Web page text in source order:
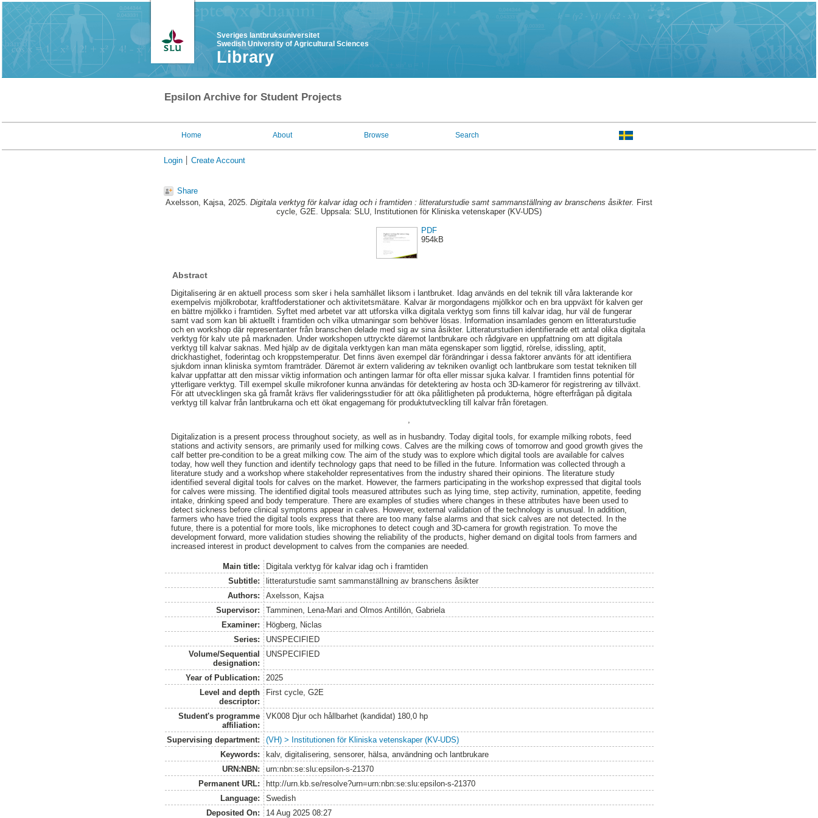
Sveriges lantbruksuniversitet
Swedish University of Agricultural Sciences
Library
Epsilon Archive for Student Projects
Home About Browse Search
Login Create Account
Share
Axelsson, Kajsa, 2025. Digitala verktyg för kalvar idag och i framtiden : litteraturstudie samt sammanställning av branschens åsikter. First
cycle, G2E. Uppsala: SLU, Institutionen för Kliniska vetenskaper (KV-UDS)
PDF
954kB
Abstract
Digitalisering är en aktuell process som sker i hela samhället liksom i lantbruket. Idag används en del teknik till våra lakterande kor
exempelvis mjölkrobotar, kraftfoderstationer och aktivitetsmätare. Kalvar är morgondagens mjölkkor och en bra uppväxt för kalven ger
en bättre mjölkko i framtiden. Syftet med arbetet var att utforska vilka digitala verktyg som finns till kalvar idag, hur väl de fungerar
samt vad som kan bli aktuellt i framtiden och vilka utmaningar som behöver lösas. Information insamlades genom en litteraturstudie
och en workshop där representanter från branschen delade med sig av sina åsikter. Litteraturstudien identifierade ett antal olika digitala
verktyg för kalv ute på marknaden. Under workshopen uttryckte däremot lantbrukare och rådgivare en uppfattning om att digitala
verktyg till kalvar saknas. Med hjälp av de digitala verktygen kan man mäta egenskaper som liggtid, rörelse, idissling, aptit,
drickhastighet, foderintag och kroppstemperatur. Det finns även exempel där förändringar i dessa faktorer använts för att identifiera
sjukdom innan kliniska symtom framträder. Däremot är extern validering av tekniken ovanligt och lantbrukare som testat tekniken till
kalvar uppfattar att den missar viktig information och antingen larmar för ofta eller missar sjuka kalvar. I framtiden finns potential för
ytterligare verktyg. Till exempel skulle mikrofoner kunna användas för detektering av hosta och 3D-kameror för registrering av tillväxt.
För att utvecklingen ska gå framåt krävs fler valideringsstudier för att öka pålitligheten på produkterna, högre efterfrågan på digitala
verktyg till kalvar från lantbrukarna och ett ökat engagemang för produktutveckling till kalvar från företagen.
Digitalization is a present process throughout society, as well as in husbandry. Today digital tools, for example milking robots, feed
stations and activity sensors, are primarily used for milking cows. Calves are the milking cows of tomorrow and good growth gives the
calf better pre-condition to be a great milking cow. The aim of the study was to explore which digital tools are available for calves
today, how well they function and identify technology gaps that need to be filled in the future. Information was collected through a
literature study and a workshop where stakeholder representatives from the industry shared their opinions. The literature study
identified several digital tools for calves on the market. However, the farmers participating in the workshop expressed that digital tools
for calves were missing. The identified digital tools measured attributes such as lying time, step activity, rumination, appetite, feeding
intake, drinking speed and body temperature. There are examples of studies where changes in these attributes have been used to
detect sickness before clinical symptoms appear in calves. However, external validation of the technology is unusual. In addition,
farmers who have tried the digital tools express that there are too many false alarms and that sick calves are not detected. In the
future, there is a potential for more tools, like microphones to detect cough and 3D-camera for growth registration. To move the
development forward, more validation studies showing the reliability of the products, higher demand on digital tools from farmers and
increased interest in product development to calves from the companies are needed.
Main title:
Digitala verktyg för kalvar idag och i framtiden
Subtitle:
litteraturstudie samt sammanställning av branschens åsikter
Authors:
Axelsson, Kajsa
Supervisor:
Tamminen, Lena-Mari and Olmos Antillón, Gabriela
Examiner:
Högberg, Niclas
Series:
UNSPECIFIED
Volume/Sequential
designation:
UNSPECIFIED
Year of Publication:
2025
Level and depth
descriptor:
First cycle, G2E
Student's programme
affiliation:
VK008 Djur och hållbarhet (kandidat) 180,0 hp
Supervising department:
(VH) > Institutionen för Kliniska vetenskaper (KV-UDS)
Keywords:
kalv, digitalisering, sensorer, hälsa, användning och lantbrukare
URN:NBN:
urn:nbn:se:slu:epsilon-s-21370
Permanent URL:
http://urn.kb.se/resolve?urn=urn:nbn:se:slu:epsilon-s-21370
Language:
Swedish
Deposited On:
14 Aug 2025 08:27